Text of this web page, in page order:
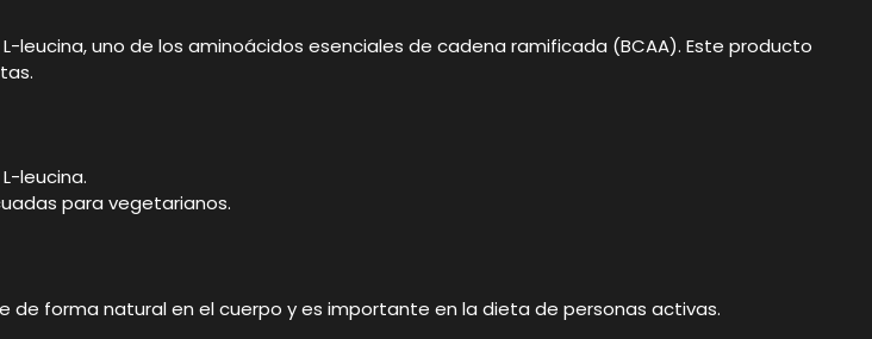
uno de los aminoácidos esenciales de cadena ramificada (BCAA). Este producto
leucina.
para vegetarianos.
de forma natural en el cuerpo y es importante en la dieta de personas activas.